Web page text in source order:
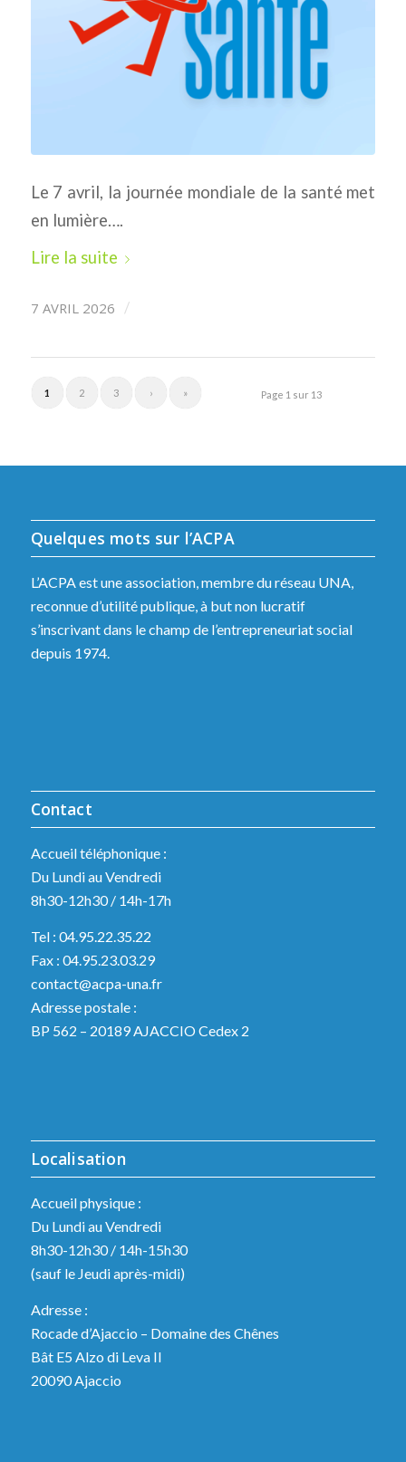
Le 7 avril, la journée mondiale de la santé met
en lumière….
Lire la suite
7 AVRIL 2026 /
Page 1 sur 13
1 2 3 › »
Quelques mots sur l’ACPA
L’ACPA est une association, membre du réseau UNA,
reconnue d’utilité publique, à but non lucratif
s’inscrivant dans le champ de l’entrepreneuriat social
depuis 1974.
Contact
Accueil téléphonique :
Du Lundi au Vendredi
8h30-12h30 / 14h-17h
Tel : 04.95.22.35.22
Fax : 04.95.23.03.29
contact@acpa-una.fr
Adresse postale :
BP 562 – 20189 AJACCIO Cedex 2
Localisation
Accueil physique :
Du Lundi au Vendredi
8h30-12h30 / 14h-15h30
(sauf le Jeudi après-midi)
Adresse :
Rocade d’Ajaccio – Domaine des Chênes
Bât E5 Alzo di Leva II
20090 Ajaccio